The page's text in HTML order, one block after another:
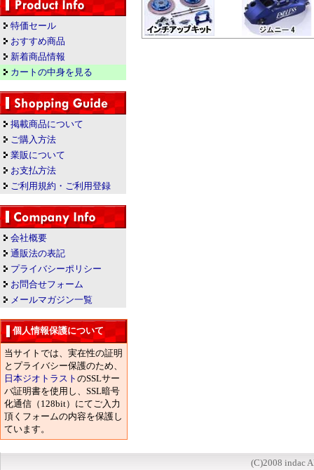
特価セール
おすすめ商品
新着商品情報
カートの中身を見る
掲載商品について
ご購入方法
業販について
お支払方法
ご利用規約・ご利用登録
会社概要
通販法の表記
プライバシーポリシー
お問合せフォーム
メールマガジン一覧
個人情報保護について
当サイトでは、実在性の証明
とプライバシー保護のため、
日本ジオトラスト のSSLサー
バ証明書を使用し、SSL暗号
化通信（128bit）にてご入力
頂くフォームの内容を保護し
ています。
(C)2008 indac